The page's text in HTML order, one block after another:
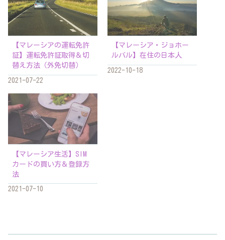
【マレーシアの運転免許
証】運転免許証取得＆切
替え方法（外免切替）
2021-07-22
【マレーシア・ジョホー
ルバル】在住の日本人
2022-10-18
【マレーシア生活】SIM
カードの買い方＆登録方
法
2021-07-10